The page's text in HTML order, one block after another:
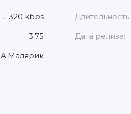
320 kbps Длительность:
3.75 Дата релиза:
А.Малярик